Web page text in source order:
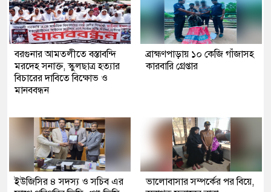
বরগুনার আমতলীতে বস্তাবন্দি
মরদেহ সনাক্ত, স্কুলছাত্র হত্যার
বিচারের দাবিতে বিক্ষোভ ও
মানববন্ধন
​ব্রাহ্মণপাড়ায় ১০ কেজি গাঁজাসহ
কারবারি গ্রেপ্তার
ইউজিসির ৪ সদস্য ও সচিব এর
ভালোবাসার সম্পর্কের পর বিয়ে,